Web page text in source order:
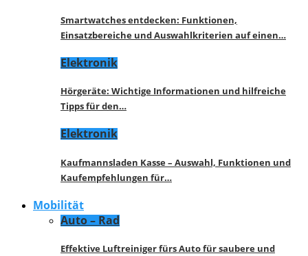
Smartwatches entdecken: Funktionen,
Einsatzbereiche und Auswahlkriterien auf einen…
Elektronik
Hörgeräte: Wichtige Informationen und hilfreiche
Tipps für den…
Elektronik
Kaufmannsladen Kasse – Auswahl, Funktionen und
Kaufempfehlungen für…
Mobilität
Auto – Rad
Effektive Luftreiniger fürs Auto für saubere und